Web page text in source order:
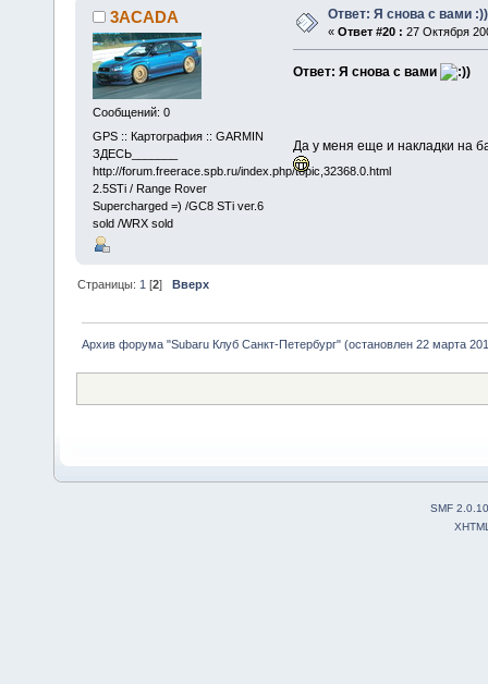
3ACADA
Сообщений: 0
GPS :: Картография :: GARMIN
ЗДЕСЬ_______
http://forum.freerace.spb.ru/index.php/topic,32368.0.html
2.5STi / Range Rover
Supercharged =) /GC8 STi ver.6
sold /WRX sold
Ответ: Я снова с вами :))
« Ответ #20 : 27 Октября
Ответ: Я снова с вами
Да у меня еще и накладки на
Страницы: 1 [2]Вверх
Архив форума "Subaru Клуб Санкт-Петербург" (остановлен 22 марта
SMF 2.0.10